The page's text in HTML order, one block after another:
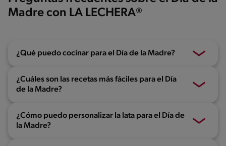
Madre con LA LECHERA®
¿Qué puedo cocinar para el Día de la Madre?
¿Cuáles son las recetas más fáciles para el Día
de la Madre?
¿Cómo puedo personalizar la lata para el Día de
la Madre?